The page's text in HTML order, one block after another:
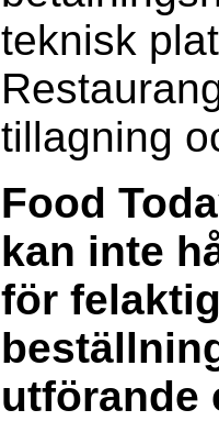
teknisk
tillagning
Food
kan inte
för
utförande